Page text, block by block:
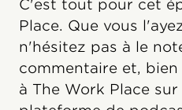
C'est tout pour cet
Place. Que vous
n'hésitez pas à le
commentaire et, bien
à The Work Place